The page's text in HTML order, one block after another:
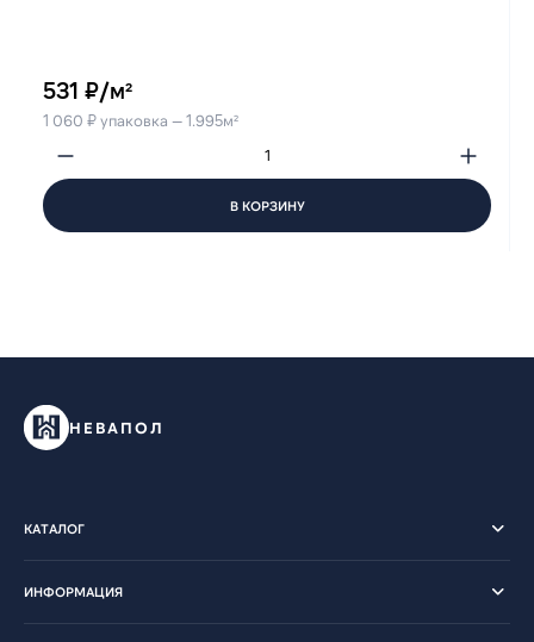
531 ₽/м²
1 060 ₽ упаковка — 1.995м²
В КОРЗИНУ
НЕВАПОЛ
КАТАЛОГ
ИНФОРМАЦИЯ